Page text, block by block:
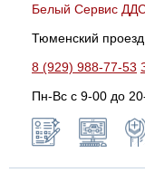
Белый Сервис
Тюменский
8 (929) 988-77-53
Пн-Вс c 9-00 до